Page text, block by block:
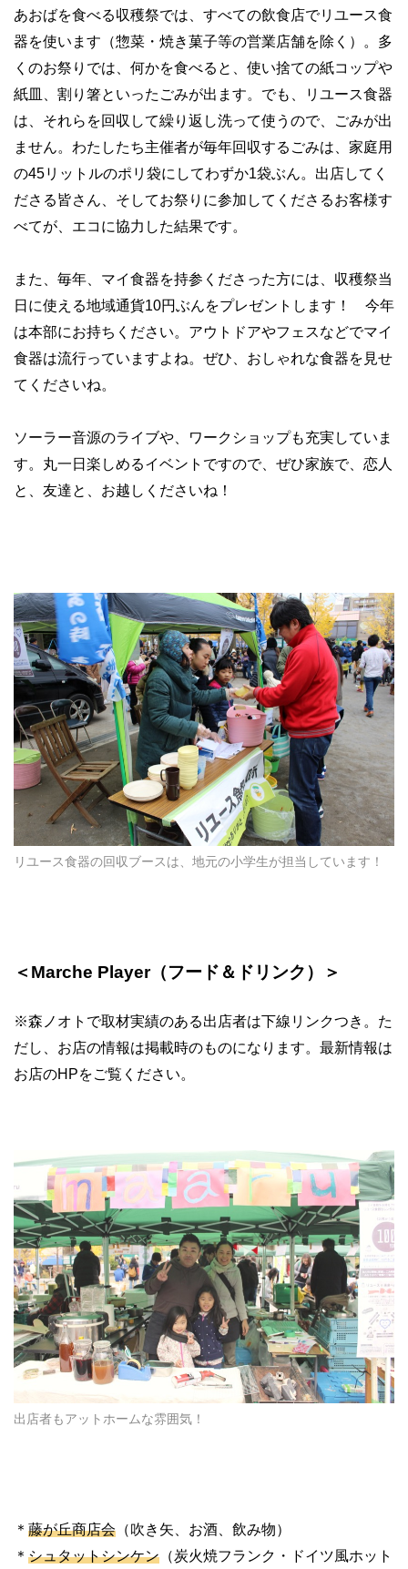
あおばを食べる収穫祭では、すべての飲食店でリユース食
器を使います（惣菜・焼き菓子等の営業店舗を除く）。多
くのお祭りでは、何かを食べると、使い捨ての紙コップや
紙皿、割り箸といったごみが出ます。でも、リユース食器
は、それらを回収して繰り返し洗って使うので、ごみが出
ません。わたしたち主催者が毎年回収するごみは、家庭用
の45リットルのポリ袋にしてわずか1袋ぶん。出店してく
ださる皆さん、そしてお祭りに参加してくださるお客様す
べてが、エコに協力した結果です。
また、毎年、マイ食器を持参くださった方には、収穫祭当
日に使える地域通貨10円ぶんをプレゼントします！ 今年
は本部にお持ちください。アウトドアやフェスなどでマイ
食器は流行っていますよね。ぜひ、おしゃれな食器を見せ
てくださいね。
ソーラー音源のライブや、ワークショップも充実していま
す。丸一日楽しめるイベントですので、ぜひ家族で、恋人
と、友達と、お越しくださいね！
リユース食器の回収ブースは、地元の小学生が担当しています！
＜Marche Player（フード＆ドリンク）＞
※森ノオトで取材実績のある出店者は下線リンクつき。た
だし、お店の情報は掲載時のものになります。最新情報は
お店のHPをご覧ください。
出店者もアットホームな雰囲気！
＊ 藤が丘商店会 （吹き矢、お酒、飲み物）
＊ シュタットシンケン （炭火焼フランク・ドイツ風ホット